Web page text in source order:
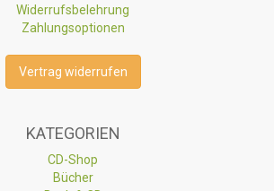
Widerrufsbelehrung
Zahlungsoptionen
Vertrag widerrufen
KATEGORIEN
CD-Shop
Bücher